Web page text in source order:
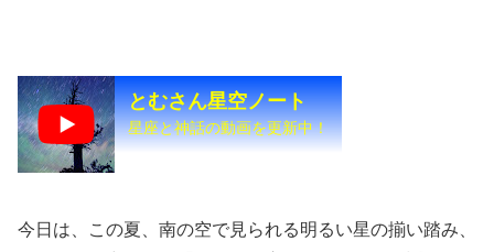
とむさん星空ノート
星座と神話の動画を更新中！
今日は、この夏、南の空で見られる明るい星の揃い踏み、